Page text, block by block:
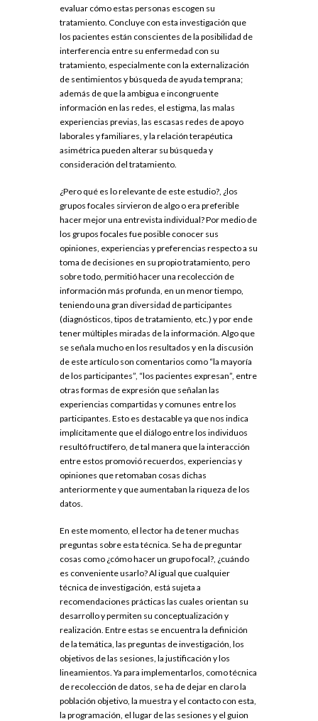
evaluar cómo estas personas escogen su
tratamiento. Concluye con esta investigación que
los pacientes están conscientes de la posibilidad de
interferencia entre su enfermedad con su
tratamiento, especialmente con la externalización
de sentimientos y búsqueda de ayuda temprana;
además de que la ambigua e incongruente
información en las redes, el estigma, las malas
experiencias previas, las escasas redes de apoyo
laborales y familiares, y la relación terapéutica
asimétrica pueden alterar su búsqueda y
consideración del tratamiento.
¿Pero qué es lo relevante de este estudio?, ¿los
grupos focales sirvieron de algo o era preferible
hacer mejor una entrevista individual? Por medio de
los grupos focales fue posible conocer sus
opiniones, experiencias y preferencias respecto a su
toma de decisiones en su propio tratamiento, pero
sobre todo, permitió hacer una recolección de
información más profunda, en un menor tiempo,
teniendo una gran diversidad de participantes
(diagnósticos, tipos de tratamiento, etc.) y por ende
tener múltiples miradas de la información. Algo que
se señala mucho en los resultados y en la discusión
de este artículo son comentarios como “la mayoría
de los participantes”, “los pacientes expresan”, entre
otras formas de expresión que señalan las
experiencias compartidas y comunes entre los
participantes. Esto es destacable ya que nos indica
implícitamente que el diálogo entre los individuos
resultó fructífero, de tal manera que la interacción
entre estos promovió recuerdos, experiencias y
opiniones que retomaban cosas dichas
anteriormente y que aumentaban la riqueza de los
datos.
En este momento, el lector ha de tener muchas
preguntas sobre esta técnica. Se ha de preguntar
cosas como ¿cómo hacer un grupo focal?, ¿cuándo
es conveniente usarlo? Al igual que cualquier
técnica de investigación, está sujeta a
recomendaciones prácticas las cuales orientan su
desarrollo y permiten su conceptualización y
realización. Entre estas se encuentra la definición
de la temática, las preguntas de investigación, los
objetivos de las sesiones, la justificación y los
lineamientos. Ya para implementarlos, como técnica
de recolección de datos, se ha de dejar en claro la
población objetivo, la muestra y el contacto con esta,
la programación, el lugar de las sesiones y el guion